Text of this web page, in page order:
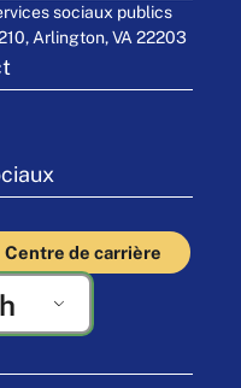
sociaux publics
Arlington, VA 22203
Centre de carrière
par Cornershop Creative